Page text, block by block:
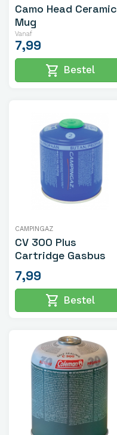
Camo Head Ceramic
Mug
Vanaf
7,99
shopping_cart Bestel
CAMPINGAZ
CV 300 Plus
Cartridge Gasbus
7,99
shopping_cart Bestel